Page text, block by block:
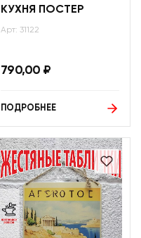
КУХНЯ ПОСТЕР
Арт: 31122
790,00 ₽
ПОДРОБНЕЕ